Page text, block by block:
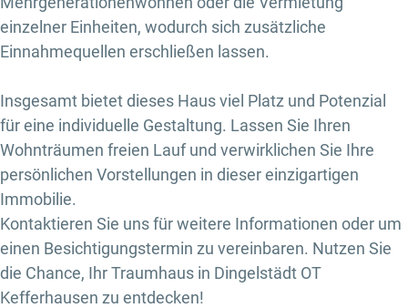
einzelner Einheiten, wodurch sich zusätzliche
Einnahmequellen erschließen lassen.
Insgesamt bietet dieses Haus viel Platz und Potenzial
für eine individuelle Gestaltung. Lassen Sie Ihren
Wohnträumen freien Lauf und verwirklichen Sie Ihre
persönlichen Vorstellungen in dieser einzigartigen
Immobilie.
Kontaktieren Sie uns für weitere Informationen oder um
einen Besichtigungstermin zu vereinbaren. Nutzen Sie
die Chance, Ihr Traumhaus in Dingelstädt OT
Kefferhausen zu entdecken!